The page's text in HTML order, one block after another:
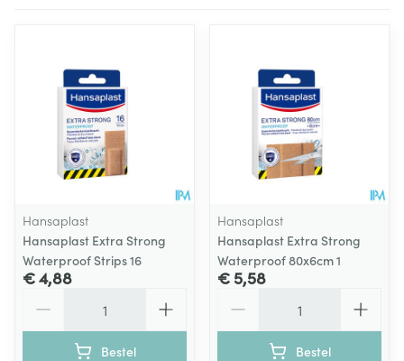
Hansaplast
Hansaplast Extra Strong
Waterproof Strips 16
€ 4,88
Bestel
Hansaplast
Hansaplast Extra Strong
Waterproof 80x6cm 1
€ 5,58
Bestel